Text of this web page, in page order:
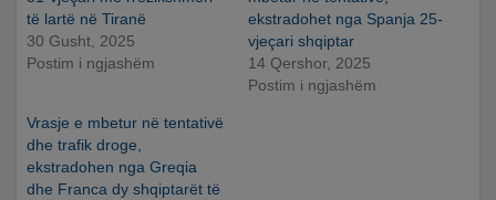
të lartë në Tiranë
30 Gusht, 2025
Postim i ngjashëm
ekstradohet nga Spanja 25-
vjeçari shqiptar
14 Qershor, 2025
Postim i ngjashëm
Vrasje e mbetur në tentativë
dhe trafik droge,
ekstradohen nga Greqia
dhe Franca dy shqiptarët të